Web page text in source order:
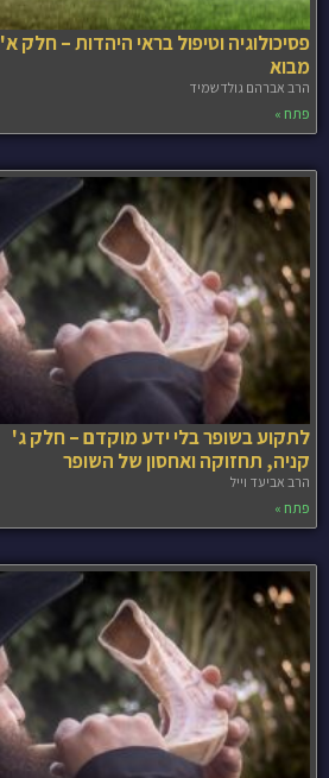
פסיכולוגיה וטיפול בראי היהדות – חלק א'
מבוא
הרב אברהם גולדשמיד
פתח »
לתקוע בשופר בלי ידע מוקדם – חלק ג'
קניה, תחזוקה ואחסון של השופר
הרב אביעד וייל
פתח »